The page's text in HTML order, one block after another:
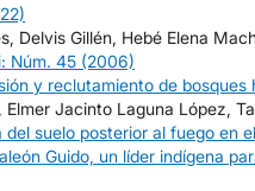
Delvis Gillén, Hebé Elena
Núm. 45 (2006)
y reclutamiento de bosques
Jacinto Laguna López,
del suelo posterior al fuego en
Guido, un líder indígena